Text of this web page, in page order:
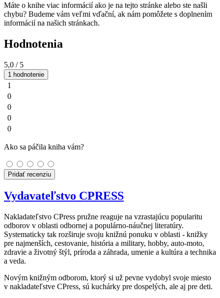
Máte o knihe viac informácií ako je na tejto stránke alebo ste našli
chybu? Budeme vám veľmi vďační, ak nám pomôžete s doplnením
informácií na našich stránkach.
Hodnotenia
5,0 / 5
1 hodnotenie
1
0
0
0
0
Ako sa páčila kniha vám?
Pridať recenziu
Vydavateľstvo CPRESS
Nakladateľstvo CPress pružne reaguje na vzrastajúcu popularitu
odborov v oblasti odbornej a populárno-náučnej literatúry.
Systematicky tak rozširuje svoju knižnú ponuku v oblasti - knižky
pre najmenších, cestovanie, história a military, hobby, auto-moto,
zdravie a životný štýl, príroda a záhrada, umenie a kultúra a technika
a veda.
Novým knižným odborom, ktorý si už pevne vydobyl svoje miesto
v nakladateľstve CPress, sú kuchárky pre dospelých, ale aj pre deti.